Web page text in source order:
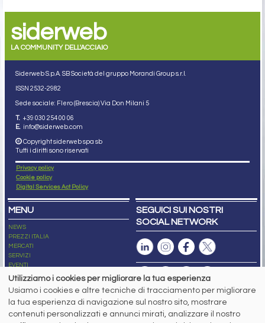
siderweb
LA COMMUNITY DELL'ACCIAIO
Siderweb S.p.A. SB Società del gruppo Morandi Group s.r.l.
ISSN 2532-2982
Sede sociale: Flero (Brescia) Via Don Milani 5
T. +39 030 254 00 06
E. info@siderweb.com
Copyright siderweb spa sb
Tutti i diritti sono riservati
Privacy policy
Cookie policy
Digital Services Act Policy
MENU
NEWS
PREZZI ITALIA
MERCATI
SERVIZI
EVENTI
ABBONAMENTI
NEWSLETTER
SEGUICI SUI NOSTRI
SOCIAL NETWORK
Capitale Sociale: 190.000€ interamente versato
Registro delle Imprese di Brescia
Utilizziamo i cookies per migliorare la tua esperienza
Usiamo i cookies e altre tecniche di tracciamento per migliorare
la tua esperienza di navigazione sul nostro sito, mostrare
contenuti personalizzati e annunci mirati, analizzare il nostro